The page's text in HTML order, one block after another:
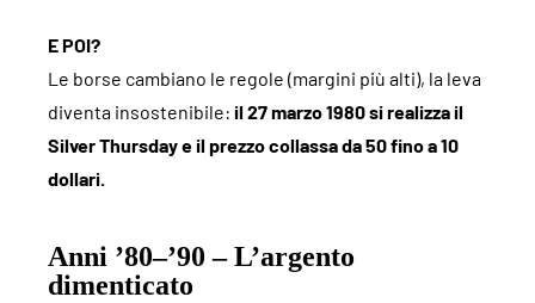
E POI?
Le borse cambiano le regole (margini più alti), la leva
diventa insostenibile: il 27 marzo 1980 si realizza il
Silver Thursday e il prezzo collassa da 50 fino a 10
dollari.
Anni ’80–’90 – L’argento
dimenticato